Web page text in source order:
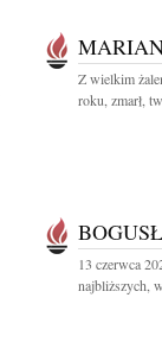
Z wielkim
roku, zmarł,
13 czerwca
najbliższych,